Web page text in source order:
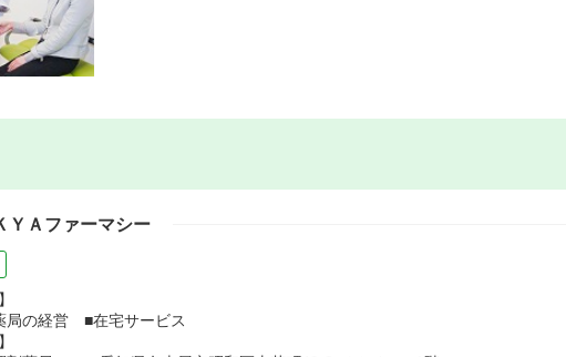
ＹＡファーマシー
局の経営 ■在宅サービス